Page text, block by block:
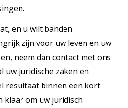
en u wilt banden
zijn voor uw leven en uw
neem dan contact met ons
uw juridische zaken en
resultaat binnen een kort
klaar om uw juridisch